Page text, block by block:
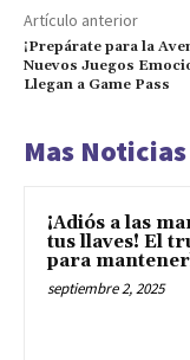
Artículo anterior
¡Prepárate para la
Nuevos Juegos
Llegan a Game Pass
Mas Noticias
¡Adiós a las
tus llaves! El
para
septiembre 2, 2025